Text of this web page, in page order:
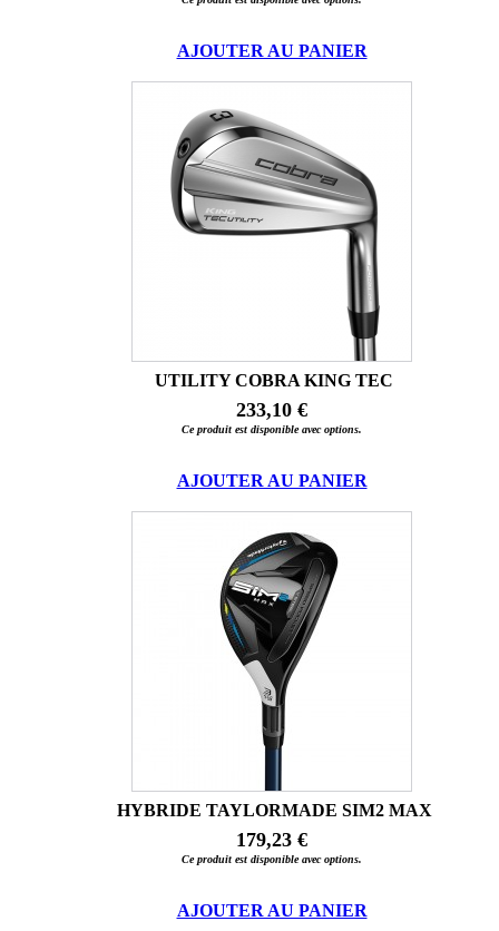
AJOUTER AU PANIER
UTILITY COBRA KING TEC
233,10 €
Ce produit est disponible avec options.
AJOUTER AU PANIER
HYBRIDE TAYLORMADE SIM2 MAX
179,23 €
Ce produit est disponible avec options.
AJOUTER AU PANIER